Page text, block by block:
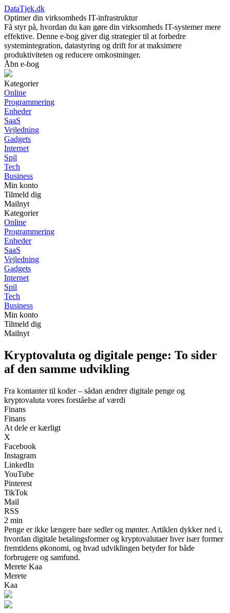
DataTjek.dk
Optimer din virksomheds IT-infrastruktur
Få styr på, hvordan du kan gøre din virksomheds IT-systemer mere
effektive. Denne e-bog giver dig strategier til at forbedre
systemintegration, datastyring og drift for at maksimere
produktiviteten og reducere omkostninger.
Åbn e-bog
Kategorier
Online
Programmering
Enheder
SaaS
Vejledning
Gadgets
Internet
Spil
Tech
Business
Min konto
Tilmeld dig
Mailnyt
Kategorier
Online
Programmering
Enheder
SaaS
Vejledning
Gadgets
Internet
Spil
Tech
Business
Min konto
Tilmeld dig
Mailnyt
Kryptovaluta og digitale penge: To sider
af den samme udvikling
Fra kontanter til koder – sådan ændrer digitale penge og
kryptovaluta vores forståelse af værdi
Finans
Finans
At dele er kærligt
X
Facebook
Instagram
LinkedIn
YouTube
Pinterest
TikTok
Mail
RSS
2 min
Penge er ikke længere bare sedler og mønter. Artiklen dykker ned i,
hvordan digitale betalingsformer og kryptovalutaer hver især former
fremtidens økonomi, og hvad udviklingen betyder for både
forbrugere og samfund.
Merete Kaa
Merete
Kaa